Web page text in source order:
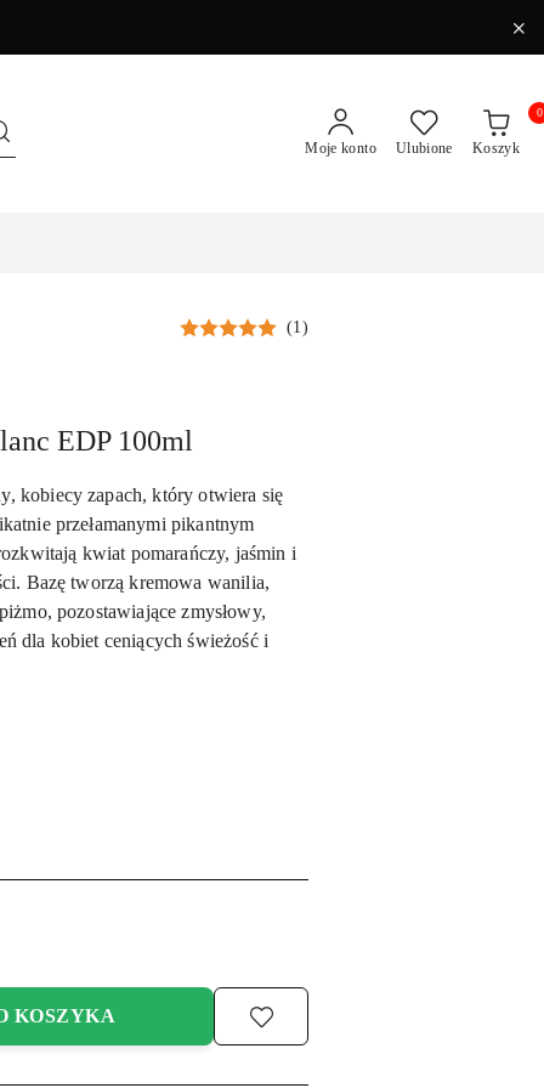
Moje konto Ulubione Koszyk
0
(1)
EDP 100ml
kobiecy zapach, który otwiera się
przełamanymi pikantnym
kwiat pomarańczy, jaśmin i
Bazę tworzą kremowa wanilia,
pozostawiające zmysłowy,
dla kobiet ceniących świeżość i
KOSZYKA